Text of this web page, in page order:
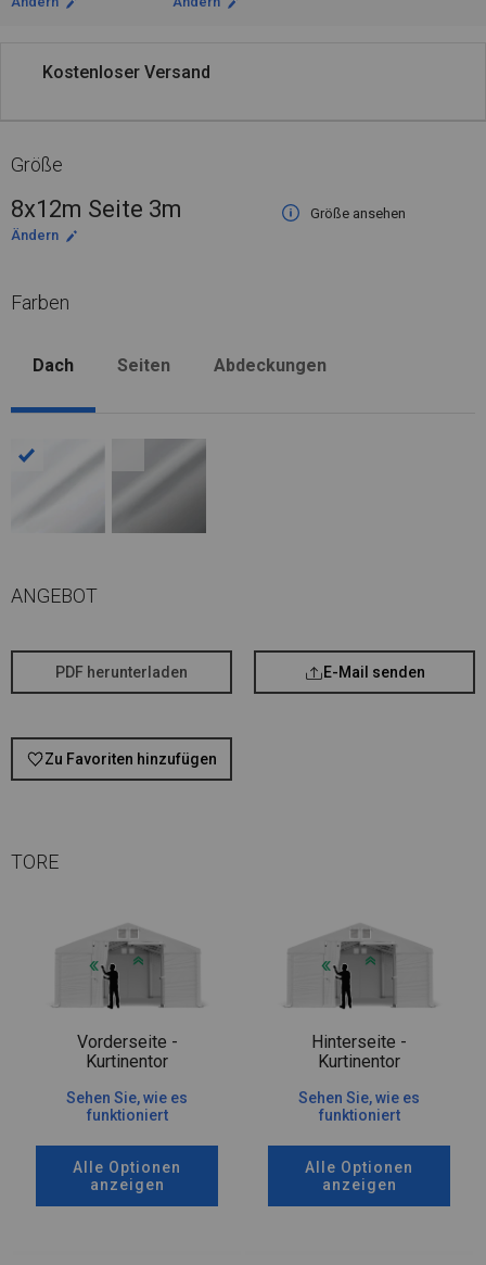
Kostenloser Versand
Größe
8x12m Seite 3m
Größe ansehen
Ändern
Farben
Dach Seiten Abdeckungen
ANGEBOT
PDF herunterladen E-Mail senden
Zu Favoriten hinzufügen
TORE
Vorderseite -
Kurtinentor
Sehen Sie, wie es
funktioniert
Alle Optionen
anzeigen
Hinterseite -
Kurtinentor
Sehen Sie, wie es
funktioniert
Alle Optionen
anzeigen